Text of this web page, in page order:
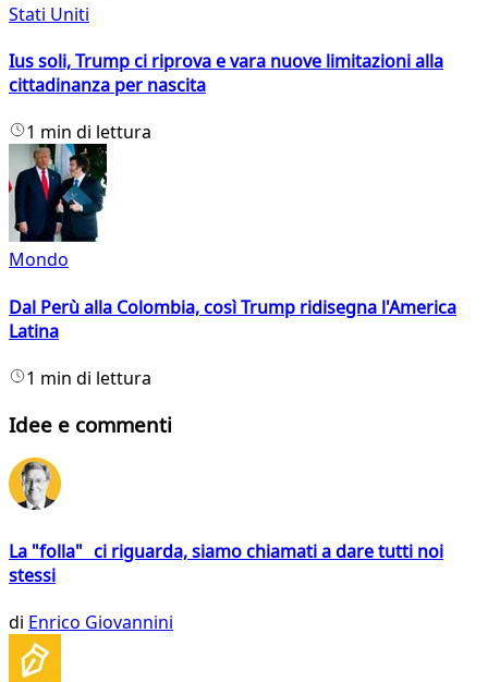
Stati Uniti
Ius soli, Trump ci riprova e vara nuove limitazioni alla
cittadinanza per nascita
1 min di lettura
Mondo
Dal Perù alla Colombia, così Trump ridisegna l'America
Latina
1 min di lettura
Idee e commenti
La "folla" ci riguarda, siamo chiamati a dare tutti noi
stessi
di Enrico Giovannini